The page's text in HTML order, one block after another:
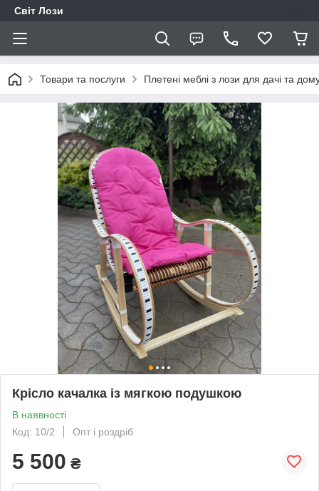
Світ Лози
Товари та послуги Плетені меблі з лози для дачі та
Крісло качалка із мягкою подушкою
В наявності
Код: 10/2
Опт і роздріб
5 500 ₴